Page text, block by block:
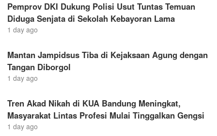
Pemprov DKI Dukung Polisi Usut Tuntas Temuan
Diduga Senjata di Sekolah Kebayoran Lama
1 day ago
Mantan Jampidsus Tiba di Kejaksaan Agung dengan
Tangan Diborgol
1 day ago
Tren Akad Nikah di KUA Bandung Meningkat,
Masyarakat Lintas Profesi Mulai Tinggalkan Gengsi
1 day ago